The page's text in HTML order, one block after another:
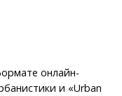
онлайн-
и «Urban